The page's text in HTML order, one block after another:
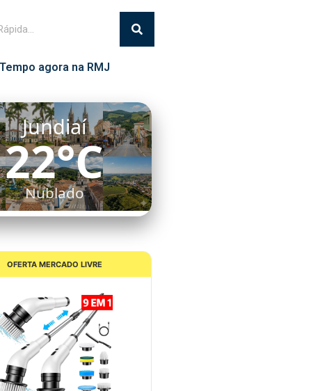
Tempo agora na RMJ
Jundiaí
22°C
Nublado
OFERTA MERCADO LIVRE